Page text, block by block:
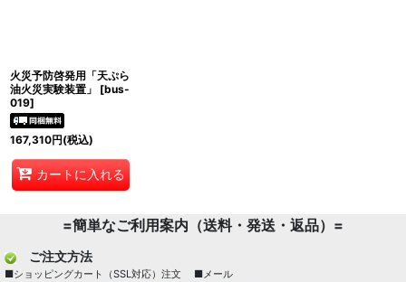
火災予防啓発用「天ぷら
油火災実験装置」
[bus-
019]
167,310円(税込)
カートに入れる
=簡単なご利用案内（送料・発送・返品）=
ご注文方法
■ショッピングカート（SSL対応）注文 ■メール